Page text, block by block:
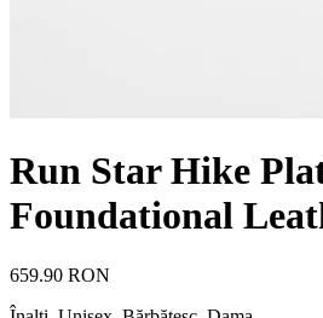
Run Star Hike
Foundational
659.90 RON